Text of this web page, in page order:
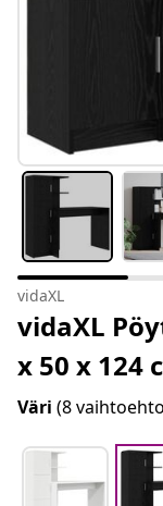
vidaXL
vidaXL
x 50 x 124
Väri (8